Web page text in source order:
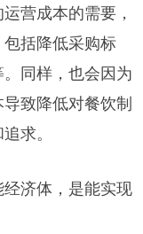
营成本的需要，
括降低采购标
同样，也会因为
致降低对餐饮制
求。
济体，是能实现